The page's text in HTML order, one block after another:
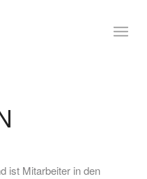
ist Mitarbeiter in den